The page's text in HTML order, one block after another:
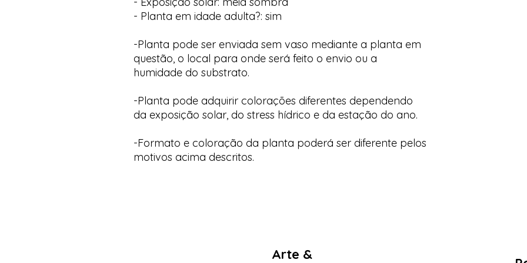
- Planta em idade adulta?: sim
-Planta pode ser enviada sem vaso mediante a planta em
questão, o local para onde será feito o envio ou a
humidade do substrato.
-Planta pode adquirir colorações diferentes dependendo
da exposição solar, do stress hídrico e da estação do ano.
-Formato e coloração da planta poderá ser diferente pelos
motivos acima descritos.
Arte &